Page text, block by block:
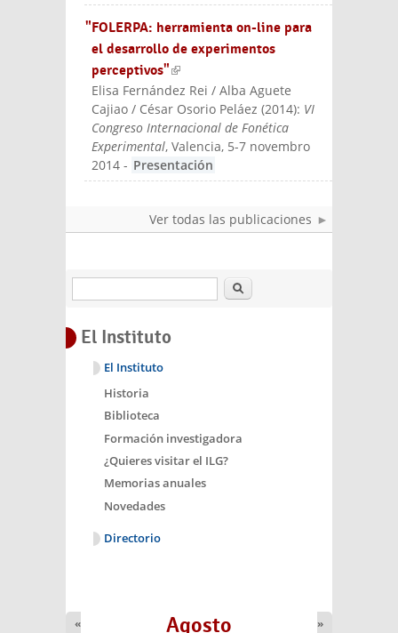
"FOLERPA: herramienta on-line para
el desarrollo de experimentos
perceptivos"(link is external)
Elisa Fernández Rei / Alba Aguete
Cajiao / César Osorio Peláez(2014): VI
Congreso Internacional de Fonética
Experimental, Valencia, 5-7 novembro
2014 - Presentación
Ver todas las publicaciones
Buscar
El Instituto
El Instituto
Historia
Biblioteca
Formación investigadora
¿Quieres visitar el ILG?
Memorias anuales
Novedades
Directorio
Agosto
« »